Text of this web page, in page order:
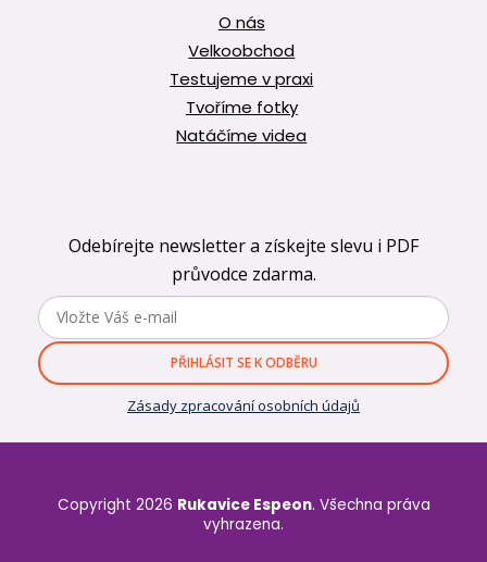
O nás
Velkoobchod
Testujeme v praxi
Tvoříme fotky
Natáčíme videa
Odebírejte newsletter a získejte slevu i PDF
průvodce zdarma.
PŘIHLÁSIT SE K ODBĚRU
Zásady zpracování osobních údajů
Copyright 2026 Rukavice Espeon. Všechna práva
vyhrazena.